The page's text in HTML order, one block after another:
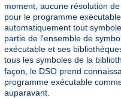
moment, aucune résolution
pour le programme
automatiquement tout
partie de l'ensemble de
exécutable et ses
tous les symboles de la
façon, le DSO prend
programme exécutable
auparavant.